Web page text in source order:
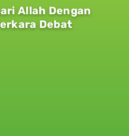
Allah Dengan
Debat